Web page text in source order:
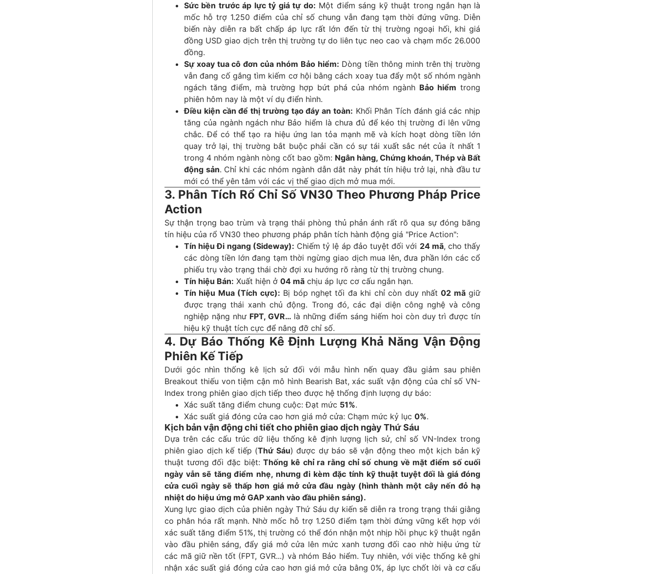
Sức bền trước áp lực tỷ giá tự do: Một điểm sáng kỹ thuật trong ngắn hạn là
mốc hỗ trợ 1.250 điểm của chỉ số chung vẫn đang tạm thời đứng vững. Diễn
biến này diễn ra bất chấp áp lực rất lớn đến từ thị trường ngoại hối, khi giá
đồng USD giao dịch trên thị trường tự do liên tục neo cao và chạm mốc 26.000
đồng.
Sự xoay tua cô đơn của nhóm Bảo hiểm: Dòng tiền thông minh trên thị trường
vẫn đang cố gắng tìm kiếm cơ hội bằng cách xoay tua đẩy một số nhóm ngành
ngách tăng điểm, mà trường hợp bứt phá của nhóm ngành Bảo hiểm trong
phiên hôm nay là một ví dụ điển hình.
Điều kiện cần để thị trường tạo đáy an toàn: Khối Phân Tích đánh giá các nhịp
tăng của ngành ngách như Bảo hiểm là chưa đủ để kéo thị trường đi lên vững
chắc. Để có thể tạo ra hiệu ứng lan tỏa mạnh mẽ và kích hoạt dòng tiền lớn
quay trở lại, thị trường bắt buộc phải cần có sự tái xuất sắc nét của ít nhất 1
trong 4 nhóm ngành nòng cốt bao gồm: Ngân hàng, Chứng khoán, Thép và Bất
động sản. Chỉ khi các nhóm ngành dẫn dắt này phát tín hiệu trở lại, nhà đầu tư
mới có thể yên tâm với các vị thế giao dịch mở mua mới.
3. Phân Tích Rổ Chỉ Số VN30 Theo Phương Pháp Price
Action
Sự thận trọng bao trùm và trạng thái phòng thủ phản ánh rất rõ qua sự đóng băng
tín hiệu của rổ VN30 theo phương pháp phân tích hành động giá "Price Action":
Tín hiệu Đi ngang (Sideway): Chiếm tỷ lệ áp đảo tuyệt đối với 24 mã, cho thấy
các dòng tiền lớn đang tạm thời ngừng giao dịch mua lên, đưa phần lớn các cổ
phiếu trụ vào trạng thái chờ đợi xu hướng rõ ràng từ thị trường chung.
Tín hiệu Bán: Xuất hiện ở 04 mã chịu áp lực cơ cấu ngắn hạn.
Tín hiệu Mua (Tích cực): Bị bóp nghẹt tối đa khi chỉ còn duy nhất02 mãgiữ
được trạng thái xanh chủ động. Trong đó, các đại diện công nghệ và công
nghiệp nặng như FPT, GVR… là những điểm sáng hiếm hoi còn duy trì được tín
hiệu kỹ thuật tích cực để nâng đỡ chỉ số.
4. Dự Báo Thống Kê Định Lượng Khả Năng Vận Động
Phiên Kế Tiếp
Dưới góc nhìn thống kê lịch sử đối với mẫu hình nến quay đầu giảm sau phiên
Breakout thiếu von tiệm cận mô hình Bearish Bat, xác suất vận động của chỉ số VN-
Index trong phiên giao dịch tiếp theo được hệ thống định lượng dự báo:
Xác suất tăng điểm chung cuộc: Đạt mức 51%.
Xác suất giá đóng cửa cao hơn giá mở cửa: Chạm mức kỷ lục 0%.
Kịch bản vận động chi tiết cho phiên giao dịch ngày Thứ Sáu
Dựa trên các cấu trúc dữ liệu thống kê định lượng lịch sử, chỉ số VN-Index trong
phiên giao dịch kế tiếp (Thứ Sáu) được dự báo sẽ vận động theo một kịch bản kỹ
thuật tương đối đặc biệt:Thống kê chỉ ra rằng chỉ số chung về mặt điểm số cuối
ngày vẫn sẽ tăng điểm nhẹ, nhưng đi kèm đặc tính kỹ thuật tuyệt đối là giá đóng
cửa cuối ngày sẽ thấp hơn giá mở cửa đầu ngày (hình thành một cây nến đỏ hạ
nhiệt do hiệu ứng mở GAP xanh vào đầu phiên sáng).
Xung lực giao dịch của phiên ngày Thứ Sáu dự kiến sẽ diễn ra trong trạng thái giằng
co phân hóa rất mạnh. Nhờ mốc hỗ trợ 1.250 điểm tạm thời đứng vững kết hợp với
xác suất tăng điểm 51%, thị trường có thể đón nhận một nhịp hồi phục kỹ thuật ngắn
vào đầu phiên sáng, đẩy giá mở cửa lên mức xanh tương đối cao nhờ hiệu ứng từ
các mã giữ nền tốt (FPT, GVR...) và nhóm Bảo hiểm. Tuy nhiên, với việc thống kê ghi
nhận xác suất giá đóng cửa cao hơn giá mở cửa bằng 0%, áp lực chốt lời và cơ cấu